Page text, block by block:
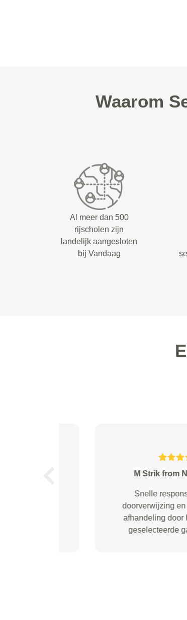
Waarom
Al meer dan 500
rijscholen zijn
landelijk aangesloten
bij Vandaag
Tutucu from
Fijne service. Top !